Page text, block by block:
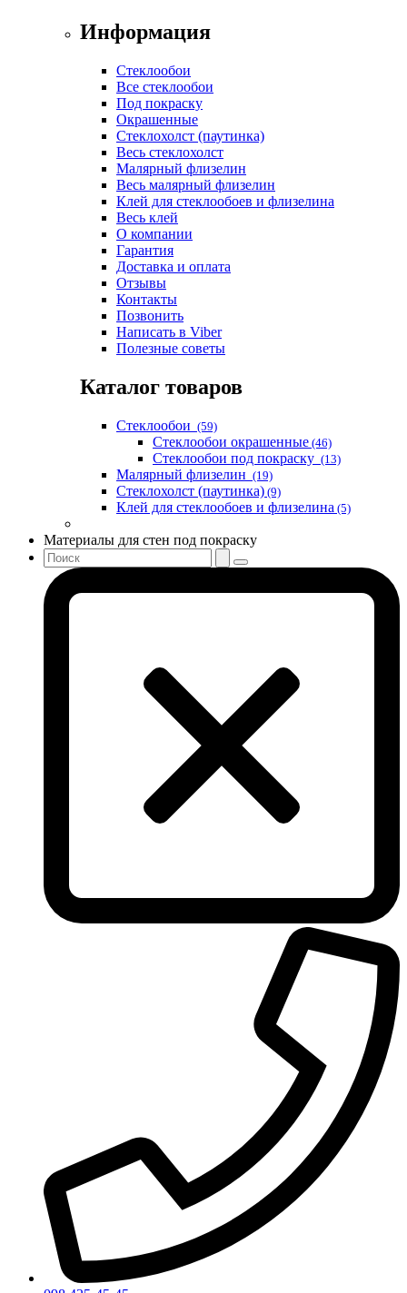
Информация
Стеклообои
Все стеклообои
Под покраску
Окрашенные
Стеклохолст (паутинка)
Весь стеклохолст
Малярный флизелин
Весь малярный флизелин
Клей для стеклообоев и флизелина
Весь клей
О компании
Гарантия
Доставка и оплата
Отзывы
Контакты
Позвонить
Написать в Viber
Полезные советы
Каталог товаров
Стеклообои (59)
Стеклообои окрашенные (46)
Стеклообои под покраску (13)
Малярный флизелин (19)
Стеклохолст (паутинка) (9)
Клей для стеклообоев и флизелина (5)
Материалы для стен под покраску